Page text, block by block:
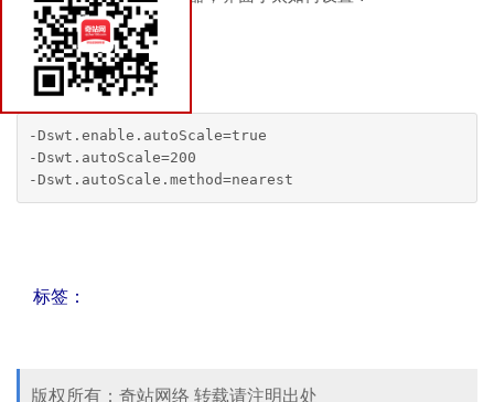
案例分享
技术百科
eclipse.ini
-Dswt.enable.autoScale=true
-Dswt.autoScale=200
标签：
版权所有：奇站网络 转载请注明出处